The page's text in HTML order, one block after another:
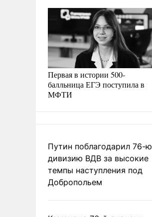
Первая в истории 500-
балльница ЕГЭ поступила в
МФТИ
Путин поблагодарил 76-ю
дивизию ВДВ за высокие
темпы наступления под
Добропольем